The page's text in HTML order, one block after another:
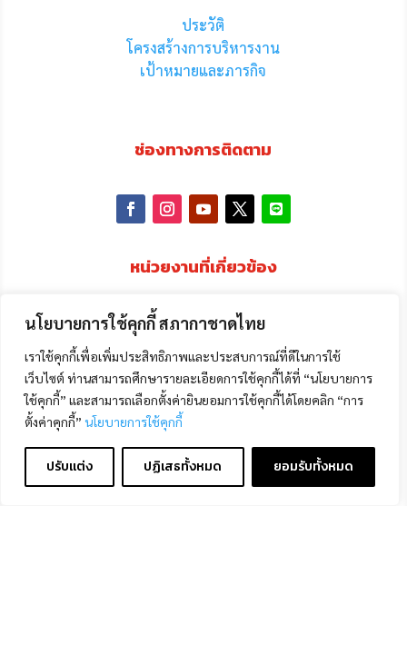
นโยบายการใช้คุกกี้ สภากาชาดไทย
เราใช้คุกกี้เพื่อเพิ่มประสิทธิภาพและประสบการณ์ที่ดีในการใช้
เว็บไซต์ ท่านสามารถศึกษารายละเอียดการใช้คุกกี้ได้ที่ “นโยบายการ
ใช้คุกกี้” และสามารถเลือกตั้งค่ายินยอมการใช้คุกกี้ได้โดยคลิก “การ
ตั้งค่าคุกกี้” นโยบายการใช้คุกกี้
ปรับแต่ง ปฏิเสธทั้งหมด ยอมรับทั้งหมด
ประวัติ
โครงสร้างการบริหารงาน
เป้าหมายและภารกิจ
ช่องทางการติดตาม
หน่วยงานที่เกี่ยวข้อง
Contact us
Open